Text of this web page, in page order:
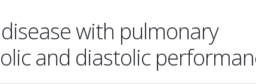
with pulmonary
and diastolic